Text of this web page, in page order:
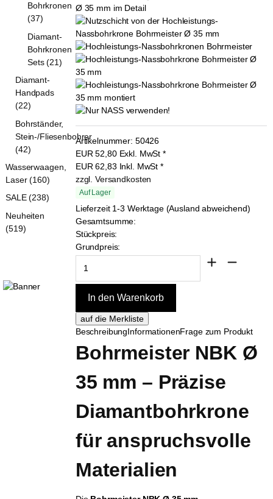
Artikelnummer: 50426
EUR52,80 Exkl. MwSt *
EUR62,83 Inkl. MwSt *
zzgl. Versandkosten
Auf Lager
Lieferzeit 1-3 Werktage (Ausland abweichend)
Gesamtsumme:
Stückpreis:
Grundpreis:
BeschreibungInformationenFrage zum Produkt
Bohrmeister NBK Ø
35 mm – Präzise
Diamantbohrkrone
für anspruchsvolle
Materialien
Bohrkronen
(37)
Diamant-
Bohrkronen
Sets (21)
Diamant-
Handpads
(22)
Bohrständer,
Stein-/Fliesenbohrer
(42)
Wasserwaagen,
Laser (160)
SALE (238)
Neuheiten
(519)